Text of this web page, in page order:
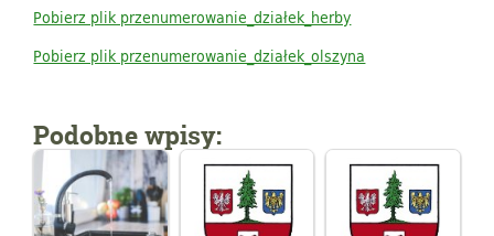
Pobierz plik przenumerowanie_działek_herby
Pobierz plik przenumerowanie_działek_olszyna
Podobne wpisy: